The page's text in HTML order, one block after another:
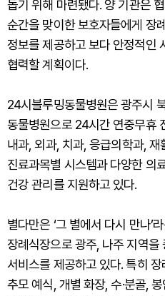
돕기 위해 마련됐다. 양 기관은
순간을 맞이한 보호자들에게 장
정보를 제공하고 보다 안정적인
협력할 계획이다.
24시블루밍동물병원은 광주시
동물병원으로 24시간 연중무휴
내과, 외과, 치과, 응급의학과,
진료과목별 시스템과 다양한 의
건강 관리를 지원하고 있다.
별다만은 ‘그 별에서 다시 만나’
장례식장으로 광주, 나주 지역을
서비스를 제공하고 있다. 특히
추모 예식, 개별 화장, 수·분골,